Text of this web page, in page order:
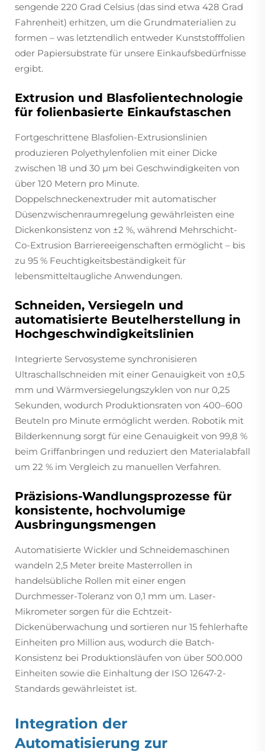
sengende 220 Grad Celsius (das sind etwa 428 Grad
Fahrenheit) erhitzen, um die Grundmaterialien zu
formen – was letztendlich entweder Kunststofffolien
oder Papiersubstrate für unsere Einkaufsbedürfnisse
ergibt.
Extrusion und Blasfolientechnologie
für folienbasierte Einkaufstaschen
Fortgeschrittene Blasfolien-Extrusionslinien
produzieren Polyethylenfolien mit einer Dicke
zwischen 18 und 30 µm bei Geschwindigkeiten von
über 120 Metern pro Minute.
Doppelschneckenextruder mit automatischer
Düsenzwischenraumregelung gewährleisten eine
Dickenkonsistenz von ±2 %, während Mehrschicht-
Co-Extrusion Barriereeigenschaften ermöglicht – bis
zu 95 % Feuchtigkeitsbeständigkeit für
lebensmitteltaugliche Anwendungen.
Schneiden, Versiegeln und
automatisierte Beutelherstellung in
Hochgeschwindigkeitslinien
Integrierte Servosysteme synchronisieren
Ultraschallschneiden mit einer Genauigkeit von ±0,5
mm und Wärmversiegelungszyklen von nur 0,25
Sekunden, wodurch Produktionsraten von 400–600
Beuteln pro Minute ermöglicht werden. Robotik mit
Bilderkennung sorgt für eine Genauigkeit von 99,8 %
beim Griffanbringen und reduziert den Materialabfall
um 22 % im Vergleich zu manuellen Verfahren.
Präzisions-Wandlungsprozesse für
konsistente, hochvolumige
Ausbringungsmengen
Automatisierte Wickler und Schneidemaschinen
wandeln 2,5 Meter breite Masterrollen in
handelsübliche Rollen mit einer engen
Durchmesser-Toleranz von 0,1 mm um. Laser-
Mikrometer sorgen für die Echtzeit-
Dickenüberwachung und sortieren nur 15 fehlerhafte
Einheiten pro Million aus, wodurch die Batch-
Konsistenz bei Produktionsläufen von über 500.000
Einheiten sowie die Einhaltung der ISO 12647-2-
Standards gewährleistet ist.
Integration der
Automatisierung zur